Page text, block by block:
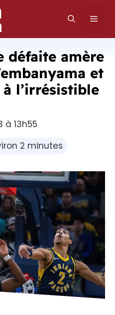
défaite amère
et
l’irrésistible
à 13h55
2 minutes